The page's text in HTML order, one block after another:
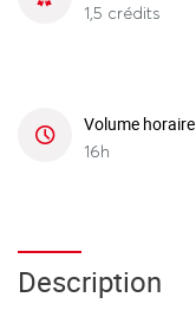
1,5 crédits
Volume horaire
16h
Description